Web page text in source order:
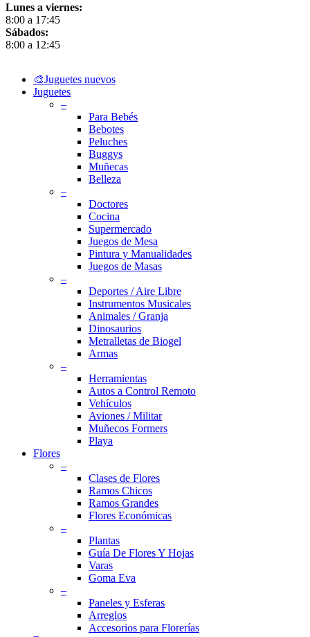
Lunes a viernes:
8:00 a 17:45
Sábados:
8:00 a 12:45
Close
Menu
🎨Juguetes nuevos
Juguetes
–
Para Bebés
Bebotes
Peluches
Buggys
Muñecas
Belleza
–
Doctores
Cocina
Supermercado
Juegos de Mesa
Pintura y Manualidades
Juegos de Masas
–
Deportes / Aire Libre
Instrumentos Musicales
Animales / Granja
Dinosaurios
Metralletas de Biogel
Armas
–
Herramientas
Autos a Control Remoto
Vehículos
Aviones / Militar
Muñecos Formers
Playa
Flores
–
Clases de Flores
Ramos Chicos
Ramos Grandes
Flores Económicas
–
Plantas
Guía De Flores Y Hojas
Varas
Goma Eva
–
Paneles y Esferas
Arreglos
Accesorios para Florerías